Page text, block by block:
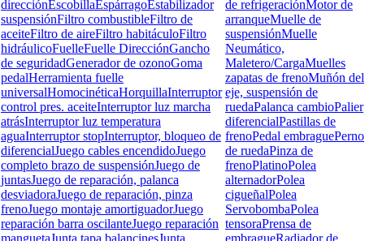
direcciónEscobillaEspárragoEstabilizador
suspensiónFiltro combustibleFiltro de
aceiteFiltro de aireFiltro habitáculoFiltro
hidráulicoFuelleFuelle DirecciónGancho
de seguridadGenerador de ozonoGoma
pedalHerramienta fuelle
universalHomocinéticaHorquillaInterruptor
control pres. aceiteInterruptor luz marcha
atrásInterruptor luz temperatura
aguaInterruptor stopInterruptor, bloqueo de
diferencialJuego cables encendidoJuego
completo brazo de suspensiónJuego de
juntasJuego de reparación, palanca
desviadoraJuego de reparación, pinza
frenoJuego montaje amortiguadorJuego
reparación barra oscilanteJuego reparación
manguetaJunta tapa balancinesJunta
de refrigeraciónMotor de
arranqueMuelle de
suspensiónMuelle
Neumático,
Maletero/CargaMuelles
zapatas de frenoMuñón del
eje, suspensión de
ruedaPalanca cambioPalier
diferencialPastillas de
frenoPedal embraguePerno
de ruedaPinza de
frenoPlatinoPolea
alternadorPolea
cigueñalPolea
ServobombaPolea
tensoraPrensa de
embragueRadiador de